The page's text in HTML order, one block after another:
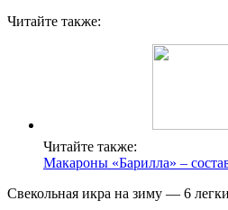
Читайте также:
Читайте также:
Макароны «Барилла» –
Свекольная икра на зиму — 6